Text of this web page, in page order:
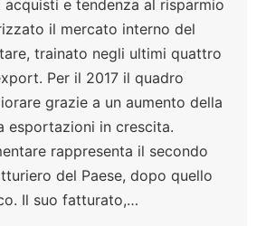
acquisti e tendenza al risparmio
il mercato interno del
trainato negli ultimi quattro
Per il 2017 il quadro
grazie a un aumento della
esportazioni in crescita.
rappresenta il secondo
del Paese, dopo quello
Il suo fatturato,…